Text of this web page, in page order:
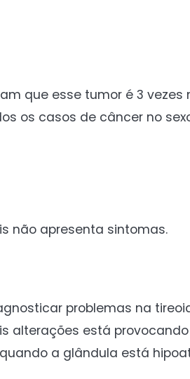
que esse tumor é 3 vezes
os casos de câncer no
não apresenta sintomas.
problemas na
alterações está
a glândula está